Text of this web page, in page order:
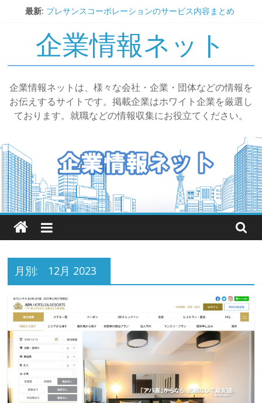
ツ
最新: プレサンスコーポレーションのサービス内容まとめ
SRコーポレーションのサービス内容と評判まとめ
わかもと製薬株式会社の事業内容と評判
いくらやのフランチャイズ展開と評判
企業情報ネット
企業情報ネットは、様々な会社・企業・団体などの情報を
お伝えするサイトです。掲載企業はホワイト企業を厳選し
ております。就職などの情報収集にお役立てください。
月別: 12月 2023